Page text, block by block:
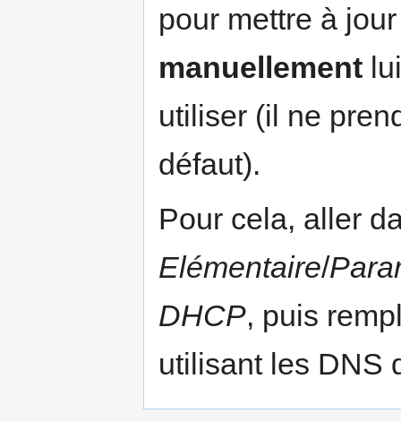
pour mettre à
manuellement
utiliser (il ne
défaut).
Pour cela, aller
Elémentaire/
DHCP, puis
utilisant les DNS